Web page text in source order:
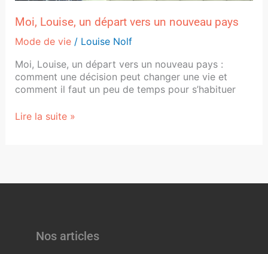
Moi, Louise, un départ vers un nouveau pays
Mode de vie/ Louise Nolf
Moi, Louise, un départ vers un nouveau pays :
comment une décision peut changer une vie et
comment il faut un peu de temps pour s’habituer
Lire la suite »
Nos articles